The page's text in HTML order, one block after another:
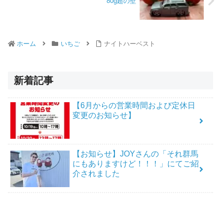
ホーム いちご ナイトハーベスト
新着記事
【6月からの営業時間および定休日
変更のお知らせ】
【お知らせ】JOYさんの「それ群馬
にもありますけど！！！」にてご紹
介されました